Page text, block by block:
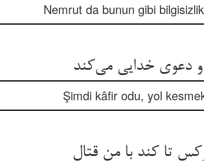
Nemrut da bunun gibi
Şimdi kâfir odu, yol